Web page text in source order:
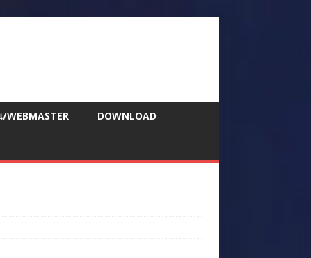
WEBMASTER DOWNLOAD